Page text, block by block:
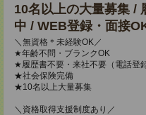
10名以上の大量募集 /
中 / WEB登録・面接
＼無資格＊未経験OK／
★年齢不問・ブランクOK
★履歴書不要・来社不要（電話登録
★社会保険完備
★10名以上大量募集
＼資格取得支援制度あり／